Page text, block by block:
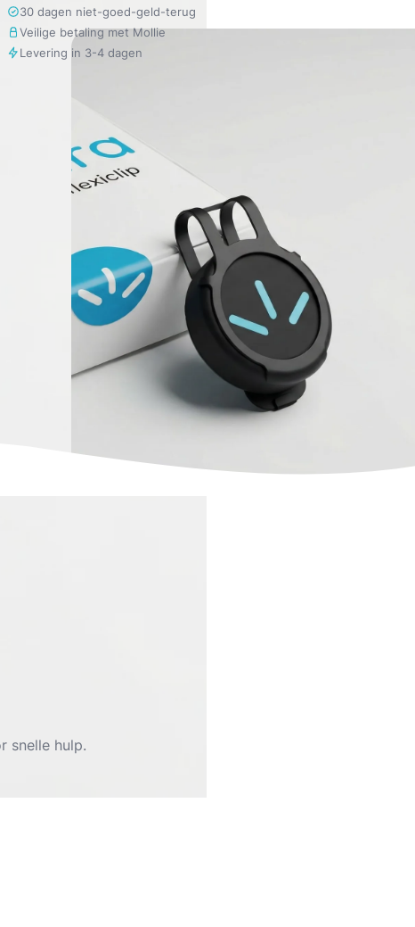
30 dagen niet-goed-geld-terug
Veilige betaling met Mollie
Levering in 3-4 dagen
snelle hulp.